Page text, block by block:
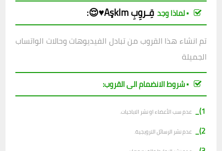
▪︎ لماذا وجد قِـروِبِAşkIm♥️😌
:
تم انشاء هذا القروب من تبادل الفيديوهات وحالات الواتساب
الجميلة
▪︎ شروط الانضمام الى القروب:
1)_
عدم سب الأعضاء او نشر الاباحيات.
2)_ عدم نشر الرسائل الترويجية.